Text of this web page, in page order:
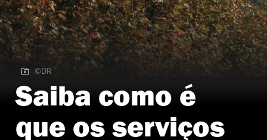
©DR
©DR
Saiba como é
que os serviços